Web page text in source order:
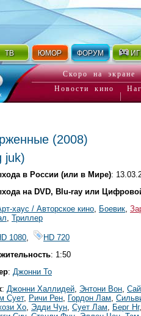
ТВ ЮМОР ФОРУМ
Скоро на экране
Новости кино
(2008)
juk)
в России (или в Мире):
на DVD, Blu-ray или
хаус / Авторское кино Боевик
Триллер
1080
HD 720
: 1:50
: Джонни То
: Джонни Халлидей Энтони Вон
Сует, Ричи Рен Гордон Лам
Хо Эдди Чун Сует Лам Берг Нг,